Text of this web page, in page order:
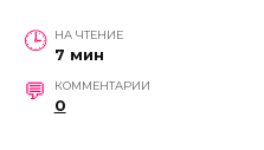
НА ЧТЕНИЕ
7 мин
КОММЕНТАРИИ
0